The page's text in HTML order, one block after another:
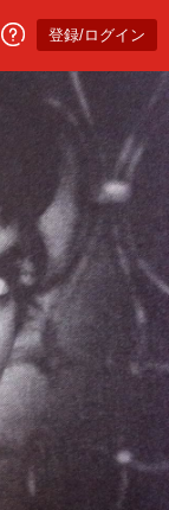
登録/ログイン